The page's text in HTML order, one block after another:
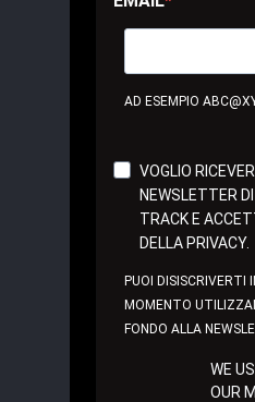
AD ESEMPIO
VOGLIO
NEWSLETTER
TRACK E
DELLA PRIVACY.
PUOI DISISCRIVERTI
MOMENTO
FONDO ALLA
WE
OUR